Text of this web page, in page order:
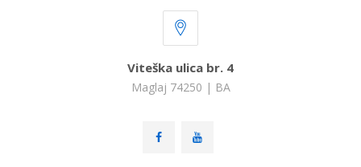
Viteška ulica br. 4
Maglaj 74250 | BA